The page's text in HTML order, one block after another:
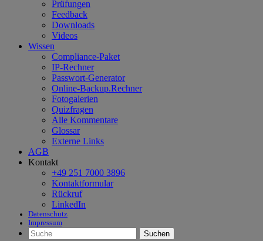
Prüfungen
Feedback
Downloads
Videos
Wissen
Compliance-Paket
IP-Rechner
Passwort-Generator
Online-Backup.Rechner
Fotogalerien
Quizfragen
Alle Kommentare
Glossar
Externe Links
AGB
Kontakt
+49 251 7000 3896
Kontaktformular
Rückruf
LinkedIn
Datenschutz
Impressum
Suchen